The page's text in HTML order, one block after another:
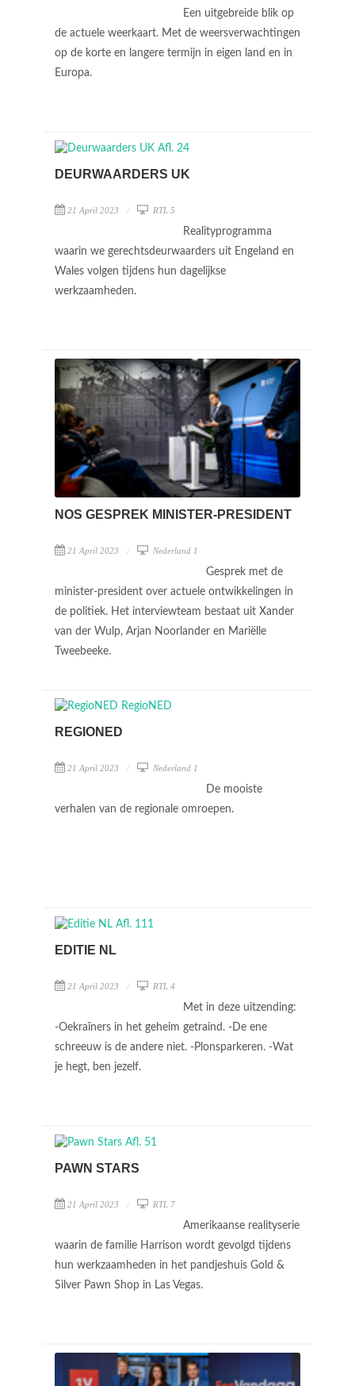
Een uitgebreide blik op
de actuele weerkaart. Met de weersverwachtingen
op de korte en langere termijn in eigen land en in
Europa.
DEURWAARDERS UK
21 April 2023 RTL 5
Realityprogramma
waarin we gerechtsdeurwaarders uit Engeland en
Wales volgen tijdens hun dagelijkse
werkzaamheden.
NOS GESPREK MINISTER-PRESIDENT
21 April 2023 Nederland 1
Gesprek met de
minister-president over actuele ontwikkelingen in
de politiek. Het interviewteam bestaat uit Xander
van der Wulp, Arjan Noorlander en Mariëlle
Tweebeeke.
REGIONED
21 April 2023 Nederland 1
De mooiste
verhalen van de regionale omroepen.
EDITIE NL
21 April 2023 RTL 4
Met in deze uitzending:
-Oekraïners in het geheim getraind. -De ene
schreeuw is de andere niet. -Plonsparkeren. -Wat
je hegt, ben jezelf.
PAWN STARS
21 April 2023 RTL 7
Amerikaanse realityserie
waarin de familie Harrison wordt gevolgd tijdens
hun werkzaamheden in het pandjeshuis Gold &
Silver Pawn Shop in Las Vegas.